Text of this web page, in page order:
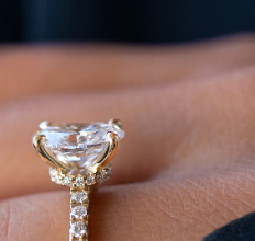
Wil jij weten hoe
past? Nu vanaf slechts